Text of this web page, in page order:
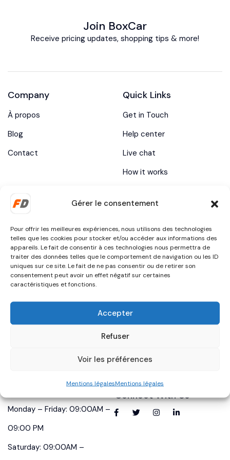
Gérer le consentement
Pour offrir les meilleures expériences, nous utilisons des technologies
telles que les cookies pour stocker et/ou accéder aux informations des
appareils. Le fait de consentir à ces technologies nous permettra de
traiter des données telles que le comportement de navigation ou les ID
uniques sur ce site. Le fait de ne pas consentir ou de retirer son
consentement peut avoir un effet négatif sur certaines
caractéristiques et fonctions.
Accepter
Refuser
Voir les préférences
Mentions légalesMentions légales
Join BoxCar
Receive pricing updates, shopping tips & more!
Company
À propos
Blog
Contact
Quick Links
Get in Touch
Help center
Live chat
How it works
Our Brands
Toyota
Porsche
Audi
BMW
Ford
Nissan
Vehicles Type
Sedan
Hatchback
SUV
Electric
Truck
Convertible
Monday – Friday: 09:00AM –
09:00 PM
Saturday: 09:00AM –
Connect With Us